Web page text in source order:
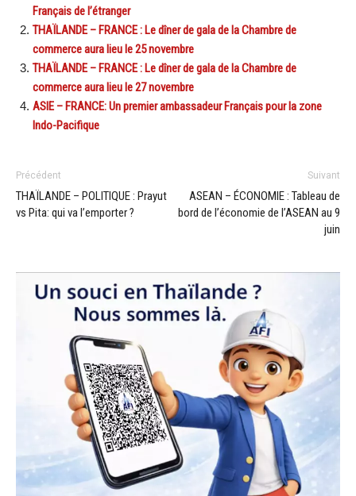
Français de l’étranger
THAÏLANDE – FRANCE : Le dîner de gala de la Chambre de
commerce aura lieu le 25 novembre
THAÏLANDE – FRANCE : Le dîner de gala de la Chambre de
commerce aura lieu le 27 novembre
ASIE – FRANCE: Un premier ambassadeur Français pour la zone
Indo-Pacifique
Précédent
THAÏLANDE – POLITIQUE : Prayut
vs Pita: qui va l’emporter ?
Suivant
ASEAN – ÉCONOMIE : Tableau de
bord de l’économie de l’ASEAN au 9
juin